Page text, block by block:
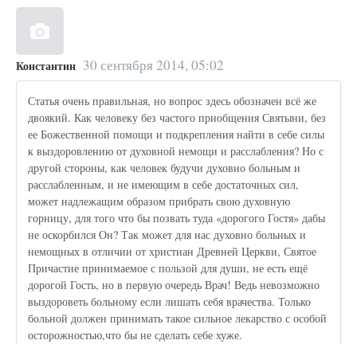
Константин 30 сентября 2014, 05:02
Статья очень правильная, но вопрос здесь обозначен всё же
двоякий. Как человеку без частого приобщения Святыни, без
ее Божественной помощи и подкрепления найти в себе силы
к выздоровлению от духовной немощи и расслабления? Но с
другой стороны, как человек будучи духовно больным и
расслабленным, и не имеющим в себе достаточных сил,
может надлежащим образом прибрать свою духовную
горницу, для того что бы позвать туда «дорогого Гостя» дабы
не оскорбился Он? Так может для нас духовно больных и
немощных в отличии от христиан Древней Церкви, Святое
Причастие принимаемое с пользой для души, не есть ещё
дорогой Гость, но в первую очередь Врач! Ведь невозможно
выздороветь больному если лишать себя врачества. Только
больной должен принимать такое сильное лекарство с особой
осторожностью,что бы не сделать себе хуже.